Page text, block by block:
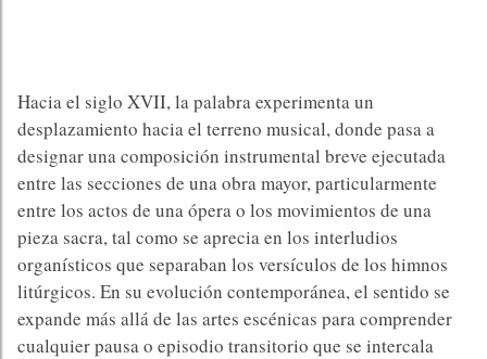
Hacia el siglo XVII, la palabra experimenta un
desplazamiento hacia el terreno musical, donde pasa a
designar una composición instrumental breve ejecutada
entre las secciones de una obra mayor, particularmente
entre los actos de una ópera o los movimientos de una
pieza sacra, tal como se aprecia en los interludios
organísticos que separaban los versículos de los himnos
litúrgicos. En su evolución contemporánea, el sentido se
expande más allá de las artes escénicas para comprender
cualquier pausa o episodio transitorio que se intercala